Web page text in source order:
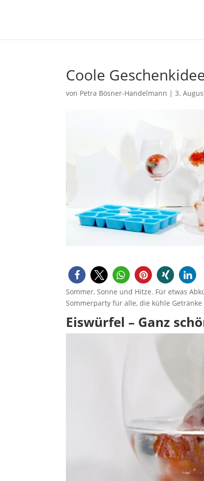
Coole
von Petra Bösner-Handelmann |3.
Sommer, Sonne und Hitze. Für etwas
Sommerparty für alle, die kühle
Eiswürfel – Ganz